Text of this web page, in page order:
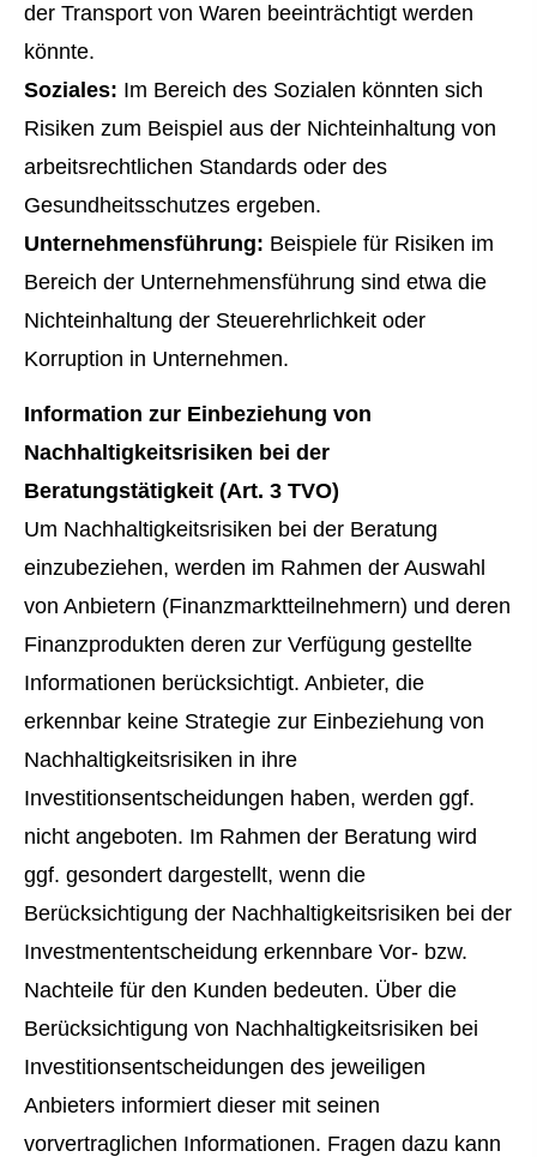
der Transport von Waren beeinträchtigt werden
könnte.
Soziales: Im Bereich des Sozialen könnten sich
Risiken zum Beispiel aus der Nichteinhaltung von
arbeitsrechtlichen Standards oder des
Gesundheitsschutzes ergeben.
Unternehmensführung: Beispiele für Risiken im
Bereich der Unternehmensführung sind etwa die
Nichteinhaltung der Steuerehrlichkeit oder
Korruption in Unternehmen.
Information zur Einbeziehung von
Nachhaltigkeitsrisiken bei der
Beratungstätigkeit (Art. 3 TVO)
Um Nachhaltigkeitsrisiken bei der Beratung
einzubeziehen, werden im Rahmen der Auswahl
von Anbietern (Finanzmarktteilnehmern) und deren
Finanzprodukten deren zur Verfügung gestellte
Informationen berücksichtigt. Anbieter, die
erkennbar keine Strategie zur Einbeziehung von
Nachhaltigkeitsrisiken in ihre
Investitionsentscheidungen haben, werden ggf.
nicht angeboten. Im Rahmen der Beratung wird
ggf. gesondert dargestellt, wenn die
Berücksichtigung der Nachhaltigkeitsrisiken bei der
Investmententscheidung erkennbare Vor- bzw.
Nachteile für den Kunden bedeuten. Über die
Berücksichtigung von Nachhaltigkeitsrisiken bei
Investitionsentscheidungen des jeweiligen
Anbieters informiert dieser mit seinen
vorvertraglichen Informationen. Fragen dazu kann